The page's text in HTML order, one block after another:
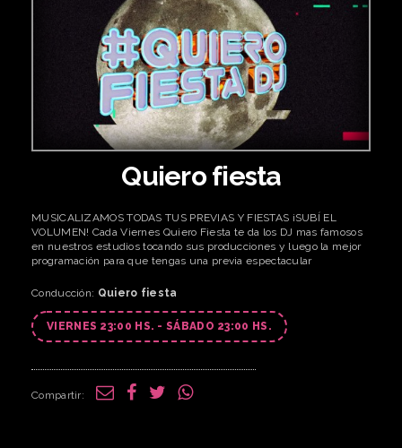
Quiero fiesta
MUSICALIZAMOS TODAS TUS PREVIAS Y FIESTAS ¡SUBÍ EL
VOLUMEN! Cada Viernes Quiero Fiesta te da los DJ mas famosos
en nuestros estudios tocando sus producciones y luego la mejor
programación para que tengas una previa espectacular
Conducción: Quiero fiesta
VIERNES 23:00 HS. - SÁBADO 23:00 HS.
Compartir: